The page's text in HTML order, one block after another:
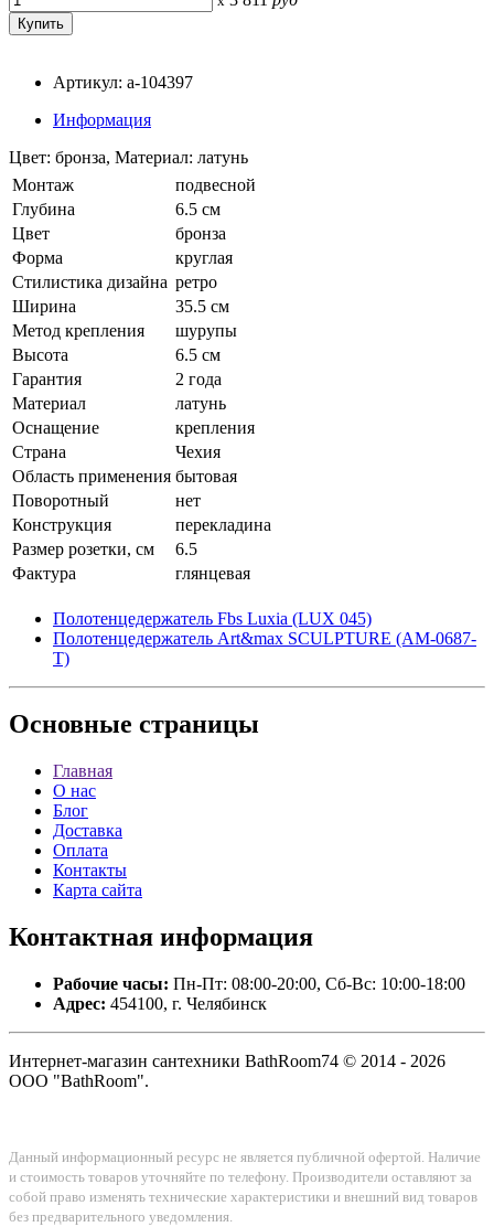
Артикул: a-104397
Информация
Цвет: бронза, Материал: латунь
Монтаж
подвесной
Глубина
6.5 см
Цвет
бронза
Форма
круглая
Стилистика дизайна ретро
Ширина
35.5 см
Метод крепления
шурупы
Высота
6.5 см
Гарантия
2 года
Материал
латунь
Оснащение
крепления
Страна
Чехия
Область применения бытовая
Поворотный
нет
Конструкция
перекладина
Размер розетки, см
6.5
Фактура
глянцевая
Полотенцедержатель Fbs Luxia (LUX 045)
Полотенцедержатель Art&max SCULPTURE (AM-0687-
T)
Основные страницы
Главная
О нас
Блог
Доставка
Оплата
Контакты
Карта сайта
Контактная информация
Рабочие часы: Пн-Пт: 08:00-20:00, Сб-Вс: 10:00-18:00
Адрес: 454100, г. Челябинск
Интернет-магазин сантехники BathRoom74 © 2014 - 2026
ООО "BathRoom".
Данный информационный ресурс не является публичной офертой. Наличие
и стоимость товаров уточняйте по телефону. Производители оставляют за
собой право изменять технические характеристики и внешний вид товаров
без предварительного уведомления.